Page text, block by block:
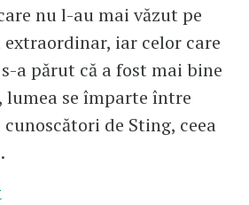
nu l-au mai văzut pe
iar celor care
a părut că a fost mai bine
lumea se împarte între
de Sting, ceea